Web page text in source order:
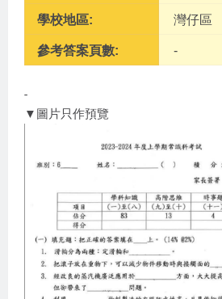
學校地區: 灣仔區
參考答案頁數: -
-
▼圖片只作預覽